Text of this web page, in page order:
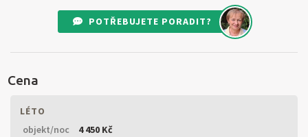
POTŘEBUJETE PORADIT?
Cena
LÉTO
objekt/noc
4 450 Kč